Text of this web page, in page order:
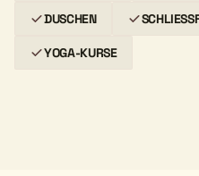
DUSCHEN
YOGA-KURSE